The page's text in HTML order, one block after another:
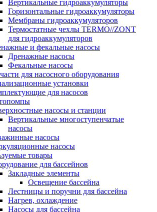
Вертикальные гидроаккумуляторы
Горизонтальные гидроаккумуляторы
Мембраны гидроаккумуляторов
Термостатные чехлы TERMO//ZONT
для гидроаккумуляторов
и фекальные насосы
Дренажные насосы
Фекальные насосы
для насосного оборудования
установки
для насосов
насосы и станции
Вертикальные многоступенчатые
насосы
насосы
насосы
товары
для бассейнов
Закладные элементы
Освещение бассейна
Лестницы и поручни для бассейна
Нагрев, охлаждение
Насосы для бассейна